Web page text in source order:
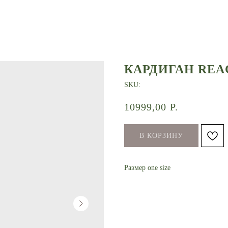
КАРДИГАН
SKU:
10999,00 Р.
В КОРЗИНУ
Размер one size